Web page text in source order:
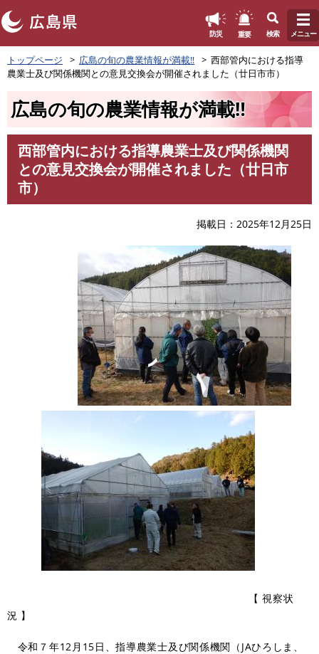
ペ
ー
ジ
防災 重要 検索 メニュー
トップページ 広島の旬の農業情報が満載‼
西部管内における指導
農業士及び関係機関との意見交換会が開催されました（廿日市市）
広島の旬の農業情報が満載‼
西部管内における指導農業士及び関係機関
との意見交換会が開催されました（廿日市
市）
掲載日 2025年12月25日
​
【 視察状
況 】
令和７年12月15日、指導農業士及び関係機関（JAひろしま、